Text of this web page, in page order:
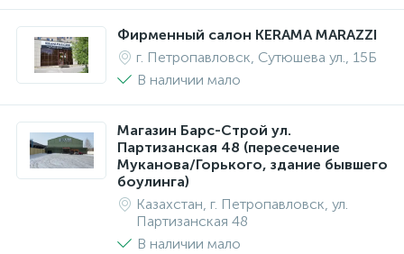
Фирменный салон KERAMA MARAZZI
г. Петропавловск, Сутюшева ул., 15Б
В наличии мало
Магазин Барс-Строй ул.
Партизанская 48 (пересечение
Муканова/Горького, здание бывшего
боулинга)
Казахстан, г. Петропавловск, ул.
Партизанская 48
В наличии мало